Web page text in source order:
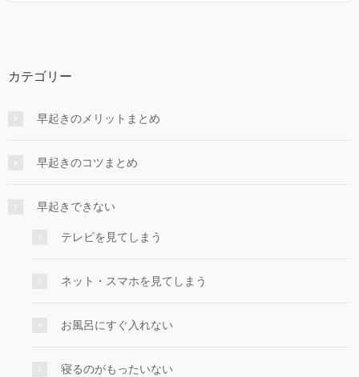
カテゴリー
早起きのメリットまとめ
早起きのコツまとめ
早起きできない
テレビを見てしまう
ネット・スマホを見てしまう
お風呂にすぐ入れない
寝るのがもったいない